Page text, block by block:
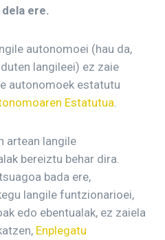
ere.
autonomoei (hau da,
langileei) ez zaie
autonomoek estatutu
Estatutua
artean langile
bereiztu behar dira.
bada ere,
langile funtzionarioei,
edo ebentualak, ez zaiela
Enplegatu